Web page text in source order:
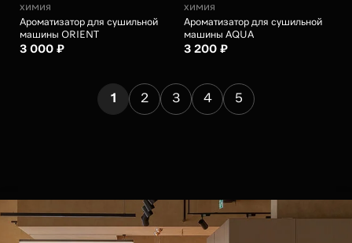
химия
Ароматизатор для сушильной
машины ORIENT
3 000 ₽
химия
Ароматизатор для сушильной
машины AQUA
3 200 ₽
1 2 3 4 5